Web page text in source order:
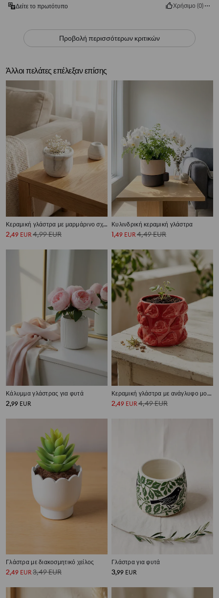
Δείτε το πρωτότυπο
Χρήσιμο (0)
Προβολή περισσότερων κριτικών
Άλλοι πελάτες επέλεξαν επίσης
Κεραμική γλάστρα με μαρμάρινο σχέδιο
2,49 EUR4,99EUR
Κυλινδρική κεραμική γλάστρα
1,49 EUR4,49EUR
Κάλυμμα γλάστρας για φυτά
2,99 EUR
Κεραμική γλάστρα με ανάγλυφο μοτίβο
2,49 EUR 4,49EUR
Γλάστρα με διακοσμητικό χείλος
2,49 EUR3,49EUR
Γλάστρα για φυτά
3,99 EUR